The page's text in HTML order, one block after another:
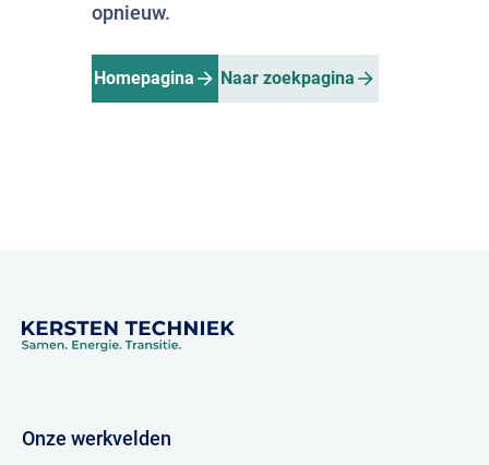
opnieuw.
Homepagina Naar zoekpagina
Onze werkvelden